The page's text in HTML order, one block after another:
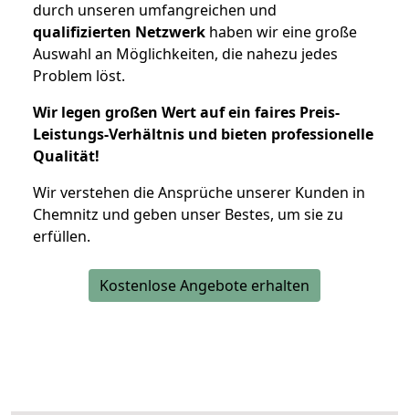
durch unseren umfangreichen und
qualifizierten Netzwerk haben wir eine große
Auswahl an Möglichkeiten, die nahezu jedes
Problem löst.
Wir legen großen Wert auf ein faires Preis-
Leistungs-Verhältnis und bieten professionelle
Qualität!
Wir verstehen die Ansprüche unserer Kunden in
Chemnitz und geben unser Bestes, um sie zu
erfüllen.
Kostenlose Angebote erhalten